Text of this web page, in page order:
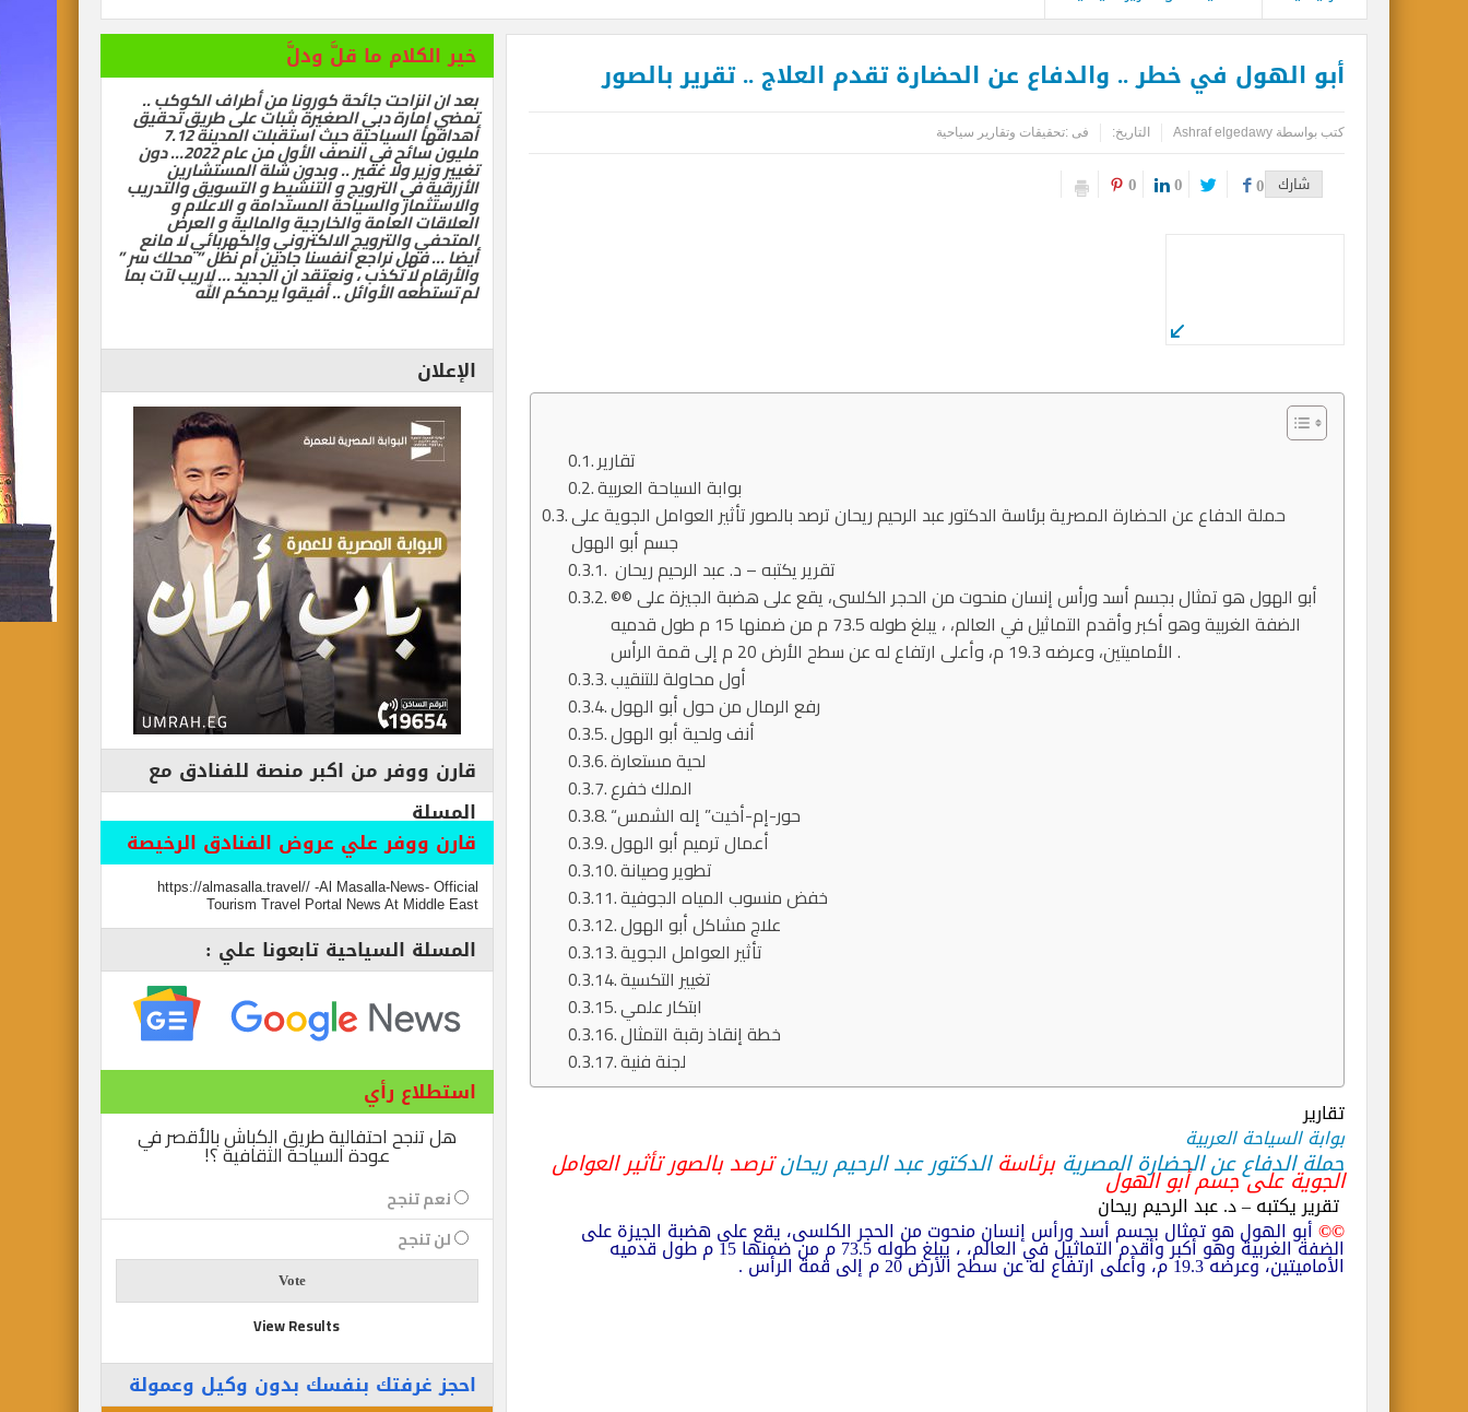
أبو الهول في خطر .. والدفاع عن الحضارة تقدم العلاج .. تقرير بالصور
كتب بواسطة Ashraf elgedawy التاريخ: فى :تحقيقات وتقارير سياحية
شارك 0
0
0
تقارير
بوابة السياحة العربية
حملة الدفاع عن الحضارة المصرية برئاسة الدكتور عبد الرحيم ريحان ترصد بالصور تأثير العوامل الجوية على
جسم أبو الهول
تقرير يكتبه – د. عبد الرحيم ريحان
©© أبو الهول هو تمثال بجسم أسد ورأس إنسان منحوت من الحجر الكلسى، يقع على هضبة الجيزة على
الضفة الغربية وهو أكبر وأقدم التماثيل في العالم، ، يبلغ طوله 73.5 م من ضمنها 15 م طول قدميه
الأماميتين، وعرضه 19.3 م، وأعلى ارتفاع له عن سطح الأرض 20 م إلى قمة الرأس .
أول محاولة للتنقيب
رفع الرمال من حول أبو الهول
أنف ولحية أبو الهول
لحية مستعارة
الملك خفرع
“حور-إم-أخيت” إله الشمس
أعمال ترميم أبو الهول
تطوير وصيانة
خفض منسوب المياه الجوفية
تأثير العوامل الجوية
تغيير التكسية
ابتكار علمي
خطة إنقاذ رقبة التمثال
لجنة فنية
تقارير
بوابة السياحة العربية
حملة الدفاع عن الحضارة المصريةبرئاسةالدكتور عبد الرحيم ريحانترصد بالصور تأثير العوامل الجوية على جسم أبو الهول
تقرير يكتبه – د. عبد الرحيم ريحان
©©أبو الهول هو تمثال بجسم أسد ورأس إنسان منحوت من الحجر الكلسى، يقع على هضبة الجيزة على
الضفة الغربية وهو أكبر وأقدم التماثيل في العالم، ، يبلغ طوله 73.5 م من ضمنها 15 م طول قدميه
الأماميتين، وعرضه 19.3 م، وأعلى ارتفاع له عن سطح الأرض 20 م إلى قمة الرأس .
خير الكلام ما قلَّ ودلَّ
بعد ان انزاحت جائحة كورونا من أطراف الكوكب ..
تمضي إمارة دبي الصغيرة بثبات على طريق تحقيق
أهدافها السياحية حيث استقبلت المدينة 7.12
مليون سائح في النصف الأول من عام 2022… دون
تغيير وزير ولا غفير .. وبدون شلة المستشارين
الأزرقية في الترويج و التنشيط و التسويق والتدريب
والاستثمار والسياحة المستدامة و الاعلام و
العلاقات العامة والخارجية والمالية و العرض
المتحفي والترويج الالكتروني والكهربائي لا مانع
أيضا … فهل نراجع أنفسنا جادين أم نظل ” محلك سر ”
والأرقام لا تكذب ، ونعتقد ان الجديد … لاريب لآت بما
لم تستطعه الأوائل .. أفيقوا يرحمكم الله
الإعلان
قارن ووفر من اكبر منصة للفنادق مع
المسلة
قارن ووفر علي عروض الفنادق الرخيصة
https://almasalla.travel// -Al Masalla-News- Official
Tourism Travel Portal News At Middle East
المسلة السياحية تابعونا علي :
استطلاع رأي
هل تنجح احتفالية طريق الكباش بالأقصر في
عودة السياحة الثقافية ؟!
نعم تنجح
لن تنجح
View Results
احجز غرفتك بنفسك بدون وكيل وعمولة